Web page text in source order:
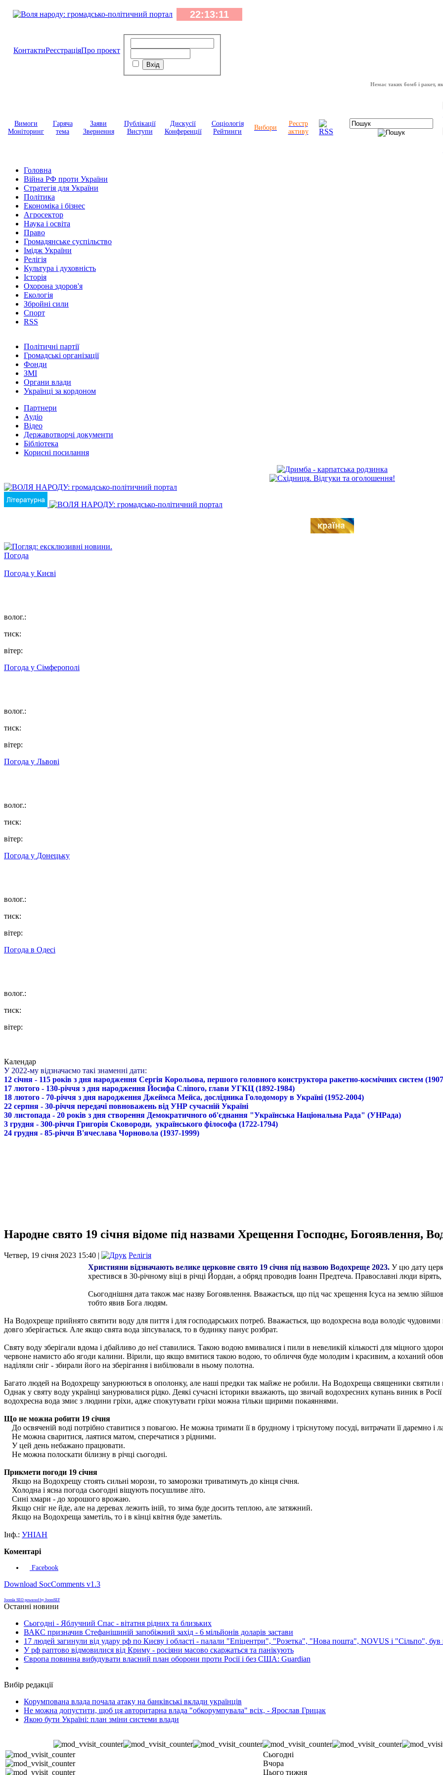
КонтактиРеєстраціяПро проект
Немає таких бомб і ракет, які
Вимоги
Моніторинг
Гаряча
тема
Заяви
Звернення
Публікації
Виступи
Дискусії
Конференції
Соціологія
Рейтинги
Вибори
Реєстр
активу
Головна
Війна РФ проти України
Стратегія для України
Політика
Економіка і бізнес
Агросектор
Наука і освіта
Право
Громадянське суспільство
Імідж України
Релігія
Культура і духовність
Історія
Охорона здоров'я
Екологія
Збройні сили
Спорт
RSS
Політичні партії
Громадські організації
Фонди
ЗМІ
Органи влади
Українці за кордоном
Партнери
Аудіо
Відео
Державотворчі документи
Бібліотека
Корисні посилання
Погода
Погода у Києві
волог.:
тиск:
вітер:
Погода у Сімферополі
волог.:
тиск:
вітер:
Погода у Львові
волог.:
тиск:
вітер:
Погода у Донецьку
волог.:
тиск:
вітер:
Погода в Одесі
волог.:
тиск:
вітер:
Календар
У 2022-му відзначаємо такі знаменні дати:
12 січня - 115 років з дня народження Сергія Корольова, першого головного конструктора ракетно-космічних систем
17 лютого - 130-річчя з дня народження Йосифа Сліпого, глави УГКЦ (1892-1984)
18 лютого - 70-річчя з дня народження Джеймса Мейса, дослідника Голодомору в Україні (1952-2004)
22 серпня - 30-річчя передачі повноважень від УНР сучасній Україні
30 листопада - 20 років з дня створення Демократичного об'єднання "Українська Національна Рада" (УНРада)
3 грудня - 300-річчя Григорія Сковороди, українського філософа (1722-1794)
24 грудня - 85-річчя В'ячеслава Чорновола (1937-1999)
Народне свято 19 січня відоме під назвами Хрещення Господнє, Богоявлення,
Четвер, 19 січня 2023 15:40 |
Релігія
Християни відзначають велике церковне свято 19 січня під назвою Водохреще 2023. У цю дату
хрестився в 30-річному віці в річці Йордан, а обряд проводив Іоанн Предтеча. Православні люди
Сьогоднішня дата також має назву Богоявлення. Вважається, що під час хрещення Ісуса на землю
тобто явив Бога людям.
На Водохреще прийнято святити воду для пиття і для господарських потреб. Вважається, що водохресна вода володіє
довго зберігається. Але якщо свята вода зіпсувалася, то в будинку панує розбрат.
Святу воду зберігали вдома і дбайливо до неї ставилися. Такою водою вмивалися і пили в невеликій кількості для міцного
червоне намисто або ягоди калини. Вірили, що якщо вмитися такою водою, то обличчя буде молодим і красивим, а коханий
наділяли сніг - збирали його на зберігання і вибілювали в ньому полотна.
Багато людей на Водохрещу занурюються в ополонку, але наші предки так майже не робили. На Водохреща священики святили
Однак у святу воду українці занурювалися рідко. Деякі сучасні історики вважають, що звичай водохресних купань виник в
водохресна вода змиє з людини гріхи, адже спокутувати гріхи можна тільки щирими покаяннями.
Що не можна робити 19 січня
До освяченій воді потрібно ставитися з повагою. Не можна тримати її в брудному і тріснутому посуді, витрачати її даремно і
Не можна сваритися, лаятися матом, сперечатися з рідними.
У цей день небажано працювати.
Не можна полоскати білизну в річці сьогодні.
Прикмети погоди 19 січня
Якщо на Водохрещу стоять сильні морози, то заморозки триватимуть до кінця січня.
Холодна і ясна погода сьогодні віщують посушливе літо.
Сині хмари - до хорошого врожаю.
Якщо сніг не йде, але на деревах лежить іній, то зима буде досить теплою, але затяжний.
Якщо на Водохреща заметіль, то і в кінці квітня буде заметіль.
Інф.: УНІАН
Коментарі
Facebook
Download SocComments v1.3
Joomla SEO powered by JoomSEF
Останні новини
Сьогодні - Яблучний Спас - вітатня рідних та близьких
ВАКС призначив Стефанішиній запобіжний захід - 6 мільйонів доларів застави
17 людей загинули від удару рф по Києву і області - палали "Епіцентри", "Розетка", "Нова пошта", NOVUS і "Сільпо", був
У рф раптово відмовилися від Криму - росіяни масово скаржаться та панікують
Європа повинна вибудувати власний план оборони проти Росії і без США: Guardian
Вибір редакції
Корумпована влада почала атаку на банківські вклади українців
Не можна допустити, щоб ця авторитарна влада "обкорумпувала" всіх, - Ярослав Грицак
Якою бути Україні: план зміни системи влади
Сьогодні
Вчора
Цього тижня